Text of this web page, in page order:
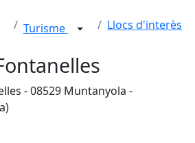
Turisme Llocs d'interès
- 08529 Muntanyola -